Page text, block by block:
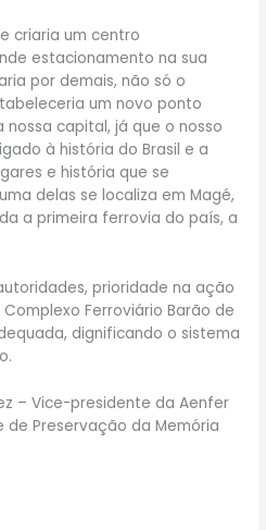
criaria um centro
estacionamento na sua
por demais, não só o
um novo ponto
capital, já que o nosso
à história do Brasil e a
e história que se
delas se localiza em Magé,
a primeira ferrovia do país, a
prioridade na ação
Ferroviário Barão de
dignificando o sistema
– Vice-presidente da Aenfer
de Preservação da Memória